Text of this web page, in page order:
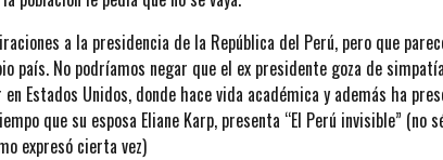
a la presidencia de la República del Perú, pero que
país. No podríamos negar que el ex presidente goza de
Estados Unidos, donde hace vida académica y además ha
que su esposa Eliane Karp, presenta “El Perú invisible” (no
expresó cierta vez)